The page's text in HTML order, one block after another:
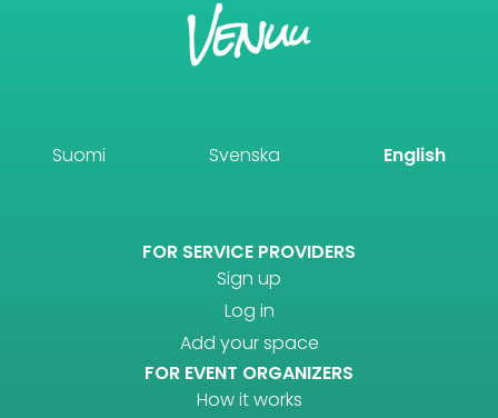
Suomi Svenska English
FOR SERVICE PROVIDERS
Sign up
Log in
Add your space
FOR EVENT ORGANIZERS
How it works